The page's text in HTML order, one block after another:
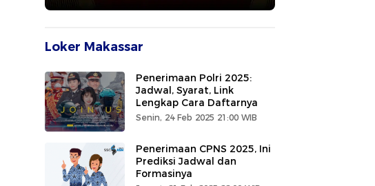
Loker Makassar
Penerimaan Polri 2025:
Jadwal, Syarat, Link
Lengkap Cara Daftarnya
Senin, 24 Feb 2025 21:00 WIB
Penerimaan CPNS 2025, Ini
Prediksi Jadwal dan
Formasinya